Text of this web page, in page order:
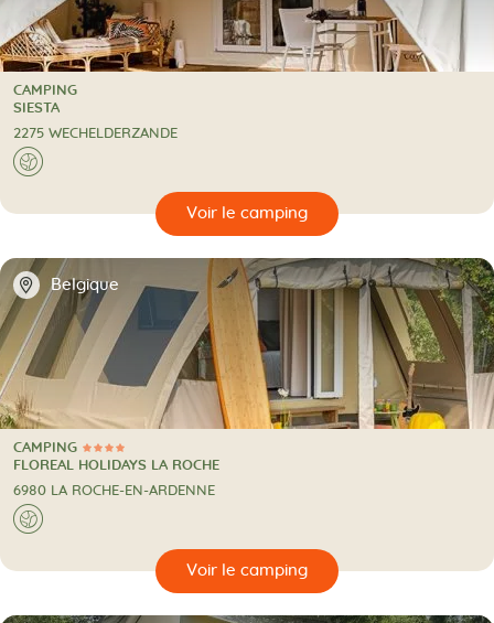
CAMPING
CAMPING
SIESTA
2275 WECHELDERZANDE
A l'étranger
🌍
🔍
📍 Belgique
4 Étoiles
CAMPING
CAMPING
FLOREAL HOLIDAYS LA ROCHE
6980 LA ROCHE-EN-ARDENNE
A l'étranger
🌍
🔍